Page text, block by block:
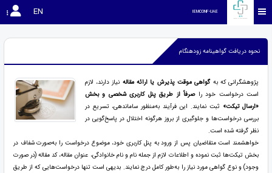
IEMCONF-UAE
EN
نحوه دریافت گواهینامه زودهنگام
پژوهشگرانی که بهگواهی موقت پذیرش یا ارائه مقاله نیاز دارند، لازم
است درخواست خود راصرفاً از طریق پنل کاربری شخصی و بخش
«ارسال تیکت» ثبت نمایند. این فرآیند به‌منظور ساماندهی، تسریع در
بررسی درخواست‌ها و جلوگیری از بروز هرگونه اختلال در پاسخ‌گویی در
نظر گرفته شده است.
خواهشمند است متقاضیان پس از ورود به پنل کاربری خود، موضوع درخواست را به‌صورت شفاف در
بخش تیکت‌ها ثبت نموده و اطلاعات لازم از جمله نام و نام خانوادگی، عنوان مقاله، کد مقاله (در صورت
وجود) و نوع گواهی مورد نیاز را به‌طور کامل درج نمایند. بدیهی است تنها درخواست‌هایی که از طریق